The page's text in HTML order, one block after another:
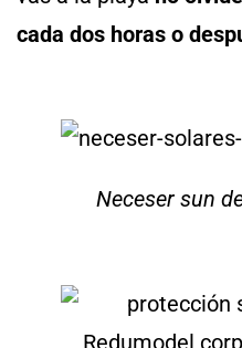
cada dos horas o
Neceser sun